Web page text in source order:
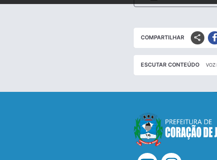
COMPARTILHAR share
ESCUTAR CONTEÚDO VOZ: